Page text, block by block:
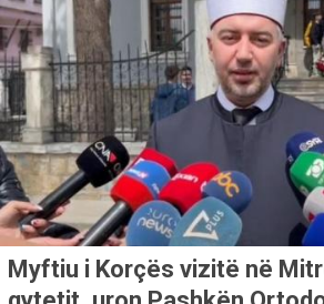
Myftiu i Korçës vizitë në